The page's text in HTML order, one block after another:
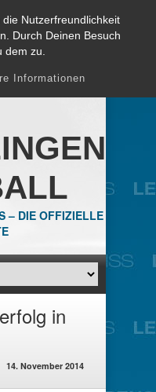
Nutzerfreundlichkeit
Durch Deinen Besuch
dem zu.
Informationen
– DIE OFFIZIELLE
in
14. November 2014